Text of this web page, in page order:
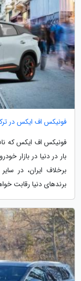
فونیکس اف ایکس در
بار در دنیا در بازار
برخلاف ایران، در
برندهای دنیا رقابت